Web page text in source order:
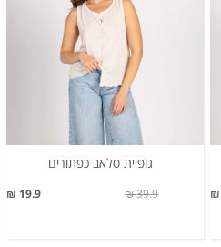
גופיית סלאב כפתורים
19.9 ₪ 39.9 ₪